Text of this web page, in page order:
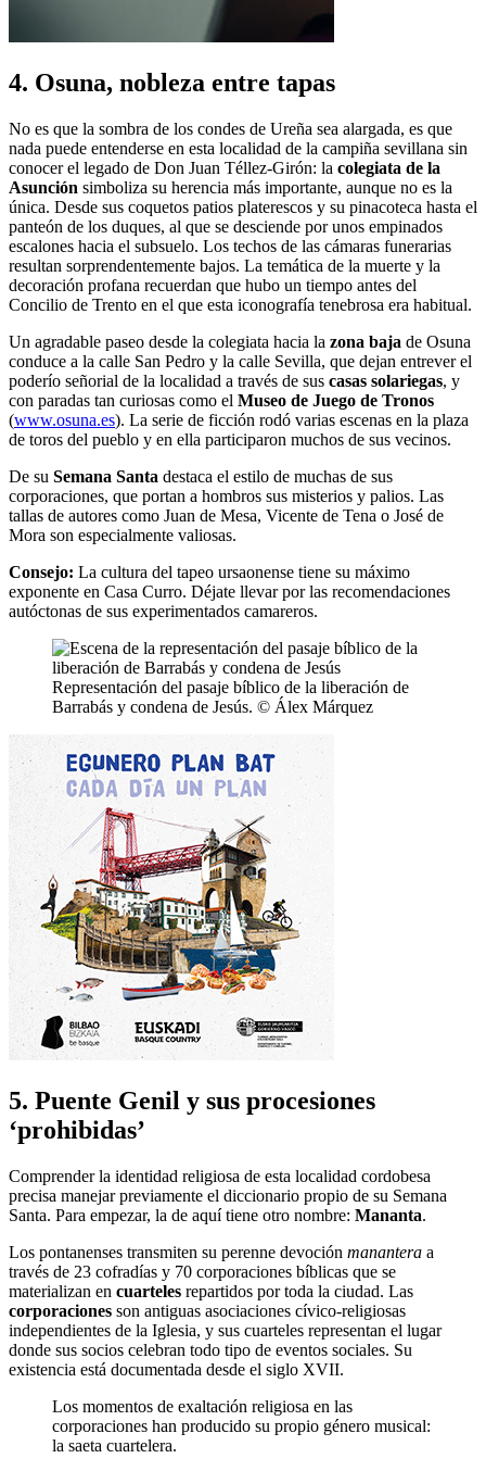
4. Osuna, nobleza entre tapas
No es que la sombra de los condes de Ureña sea alargada, es que
nada puede entenderse en esta localidad de la campiña sevillana sin
conocer el legado de Don Juan Téllez-Girón: la colegiata de la
Asunción simboliza su herencia más importante, aunque no es la
única. Desde sus coquetos patios platerescos y su pinacoteca hasta el
panteón de los duques, al que se desciende por unos empinados
escalones hacia el subsuelo. Los techos de las cámaras funerarias
resultan sorprendentemente bajos. La temática de la muerte y la
decoración profana recuerdan que hubo un tiempo antes del
Concilio de Trento en el que esta iconografía tenebrosa era habitual.
Un agradable paseo desde la colegiata hacia la zona baja de Osuna
conduce a la calle San Pedro y la calle Sevilla, que dejan entrever el
poderío señorial de la localidad a través de sus casas solariegas, y
con paradas tan curiosas como el Museo de Juego de Tronos
(www.osuna.es). La serie de ficción rodó varias escenas en la plaza
de toros del pueblo y en ella participaron muchos de sus vecinos.
De su Semana Santa destaca el estilo de muchas de sus
corporaciones, que portan a hombros sus misterios y palios. Las
tallas de autores como Juan de Mesa, Vicente de Tena o José de
Mora son especialmente valiosas.
Consejo: La cultura del tapeo ursaonense tiene su máximo
exponente en Casa Curro. Déjate llevar por las recomendaciones
autóctonas de sus experimentados camareros.
Representación del pasaje bíblico de la liberación de
Barrabás y condena de Jesús. © Álex Márquez
5. Puente Genil y sus procesiones
‘prohibidas’
Comprender la identidad religiosa de esta localidad cordobesa
precisa manejar previamente el diccionario propio de su Semana
Santa. Para empezar, la de aquí tiene otro nombre: Mananta.
Los pontanenses transmiten su perenne devoción manantera a
través de 23 cofradías y 70 corporaciones bíblicas que se
materializan en cuarteles repartidos por toda la ciudad. Las
corporaciones son antiguas asociaciones cívico-religiosas
independientes de la Iglesia, y sus cuarteles representan el lugar
donde sus socios celebran todo tipo de eventos sociales. Su
existencia está documentada desde el siglo XVII.
Los momentos de exaltación religiosa en las
corporaciones han producido su propio género musical:
la saeta cuartelera.